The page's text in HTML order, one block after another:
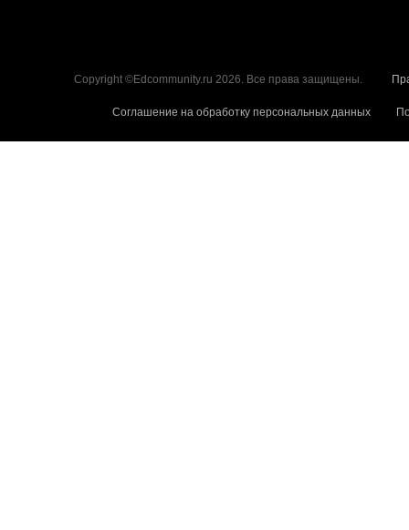
Copyright ©Edcommunity.ru 2026. Все права защищены.
Соглашение на обработку персональных данных